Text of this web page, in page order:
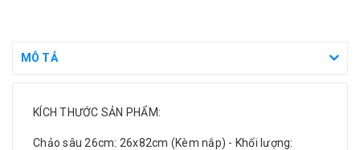
MÔ TẢ
KÍCH THƯỚC SẢN PHẨM:
Chảo sâu 26cm: 26x82cm (Kèm nắp) - Khối lượng: